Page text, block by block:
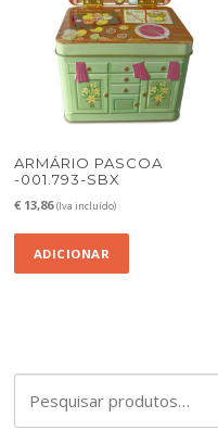
ARMÁRIO PASCOA
-001.793-SBX
€ 13,86 (Iva incluído)
ADICIONAR
por: